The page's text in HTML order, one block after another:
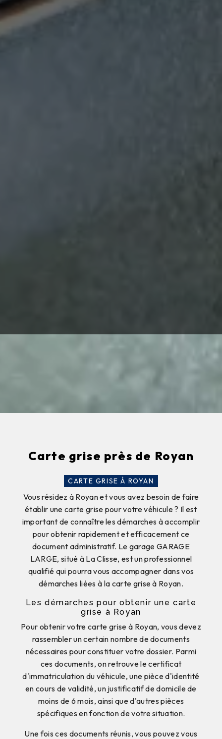
Carte grise près de Royan
CARTE GRISE À ROYAN
Vous résidez à Royan et vous avez besoin de faire
établir une carte grise pour votre véhicule ? Il est
important de connaître les démarches à accomplir
pour obtenir rapidement et efficacement ce
document administratif. Le garage GARAGE
LARGE, situé à La Clisse, est un professionnel
qualifié qui pourra vous accompagner dans vos
démarches liées à la carte grise à Royan.
Les démarches pour obtenir une carte
grise à Royan
Pour obtenir votre carte grise à Royan, vous devez
rassembler un certain nombre de documents
nécessaires pour constituer votre dossier. Parmi
ces documents, on retrouve le certificat
d'immatriculation du véhicule, une pièce d'identité
en cours de validité, un justificatif de domicile de
moins de 6 mois, ainsi que d'autres pièces
spécifiques en fonction de votre situation.
Une fois ces documents réunis, vous pouvez vous